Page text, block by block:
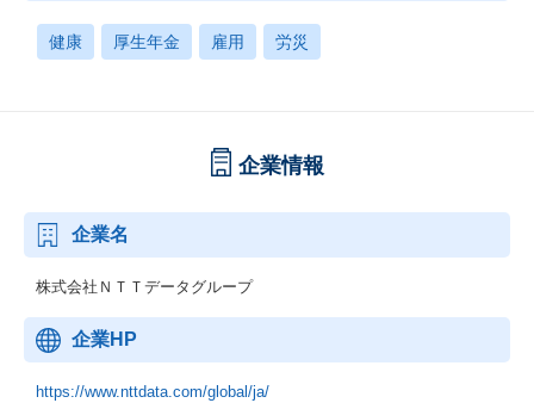
健康 厚生年金 雇用 労災
企業情報
企業名
株式会社ＮＴＴデータグループ
企業HP
https://www.nttdata.com/global/ja/